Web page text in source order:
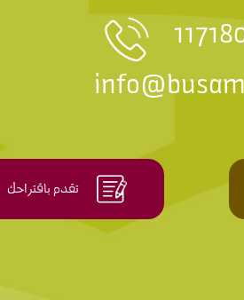
تقدم باقتراحك